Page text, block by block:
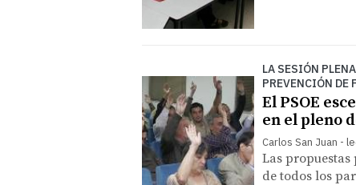
LA SESIÓN
PREVENCIÓN DE
El PSOE
en el pleno
Carlos San Juan -
Las
de todos los